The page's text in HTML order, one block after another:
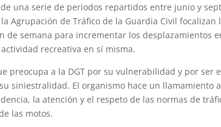
una serie de periodos repartidos entre junio y
Agrupación de Tráfico de la Guardia Civil focalizan
de semana para incrementar los desplazamientos
recreativa en sí misma.
preocupa a la DGT por su vulnerabilidad y por ser
siniestralidad. El organismo hace un llamamiento
la atención y el respeto de las normas de
las motos.